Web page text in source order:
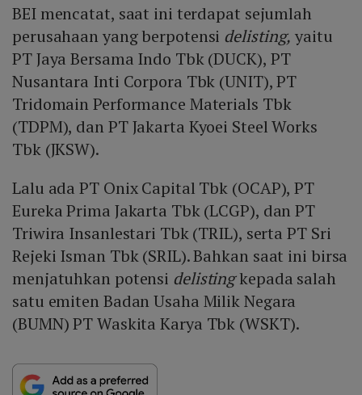
BEI mencatat, saat ini terdapat sejumlah
perusahaan yang berpotensi delisting, yaitu
PT Jaya Bersama Indo Tbk (DUCK), PT
Nusantara Inti Corpora Tbk (UNIT), PT
Tridomain Performance Materials Tbk
(TDPM), dan PT Jakarta Kyoei Steel Works
Tbk (JKSW).
Lalu ada PT Onix Capital Tbk (OCAP), PT
Eureka Prima Jakarta Tbk (LCGP), dan PT
Triwira Insanlestari Tbk (TRIL), serta PT Sri
Rejeki Isman Tbk (SRIL). Bahkan saat ini birsa
menjatuhkan potensi delistingkepada salah
satu emiten Badan Usaha Milik Negara
(BUMN) PT Waskita Karya Tbk (WSKT).